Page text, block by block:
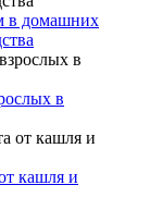
в домашних
в
кашля и